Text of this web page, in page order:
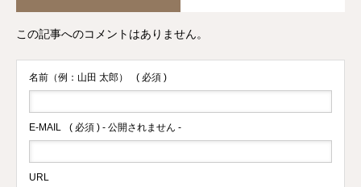
この記事へのコメントはありません。
名前（例：山田 太郎） ( 必須 )
E-MAIL ( 必須 ) - 公開されません -
URL